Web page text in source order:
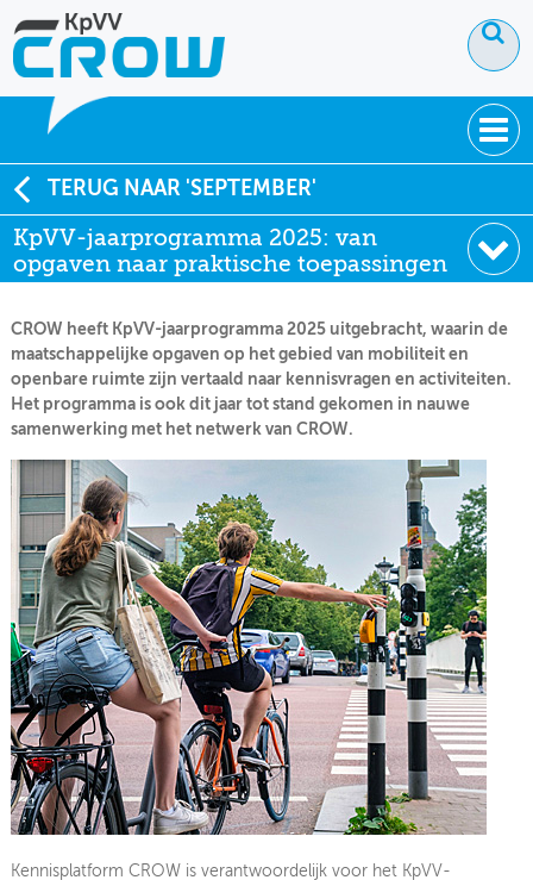
OVER KPVV
NIEUWS
KENNIS
NETWERK V&V
TERUG NAAR 'SEPTEMBER'
KpVV-jaarprogramma 2025: van
opgaven naar praktische toepassingen
December
November
Oktober
September
Augustus
Juli
Juni
Mei
CROW heeft KpVV-jaarprogramma 2025 uitgebracht, waarin de
maatschappelijke opgaven op het gebied van mobiliteit en
openbare ruimte zijn vertaald naar kennisvragen en activiteiten.
Het programma is ook dit jaar tot stand gekomen in nauwe
samenwerking met het netwerk van CROW.
Kennisplatform CROW is verantwoordelijk voor het KpVV-